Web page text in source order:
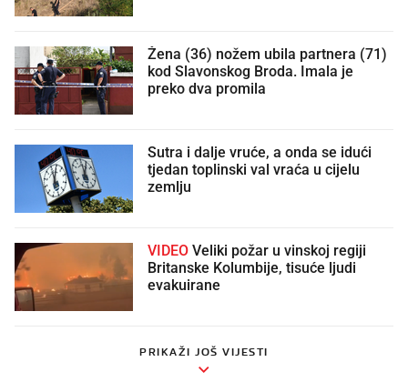
Žena (36) nožem ubila partnera (71)
kod Slavonskog Broda. Imala je
preko dva promila
Sutra i dalje vruće, a onda se idući
tjedan toplinski val vraća u cijelu
zemlju
VIDEO
Britanske Kolumbije, tisuće ljudi
evakuirane
PRIKAŽI JOŠ VIJESTI